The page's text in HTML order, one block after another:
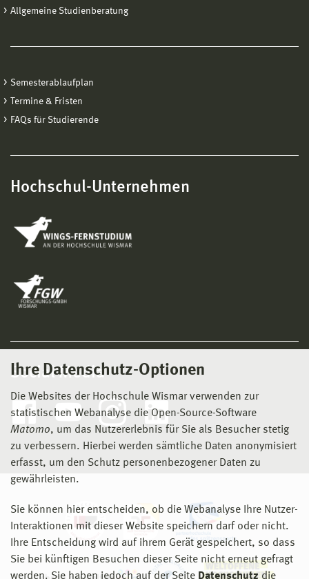
Ihre Datenschutz-Optionen
Die Websites der Hochschule Wismar verwenden zur
statistischen Webanalyse die Open-Source-Software
Matomo, um das Nutzererlebnis für Sie als Besucher stetig
zu verbessern. Hierbei werden sämtliche Daten anonymisiert
erfasst, um den Schutz personenbezogener Daten zu
gewährleisten.
Sie können hier entscheiden, ob die Webanalyse Ihre Nutzer-
Interaktionen mit dieser Website speichern darf oder nicht.
Ihre Entscheidung wird auf ihrem Gerät gespeichert, so dass
Sie bei künftigen Besuchen dieser Seite nicht erneut gefragt
werden. Sie haben jedoch auf der Seite Datenschutz die
Allgemeine Studienberatung
Semesterablaufplan
Termine & Fristen
FAQs für Studierende
Hochschul-Unternehmen
Social Media